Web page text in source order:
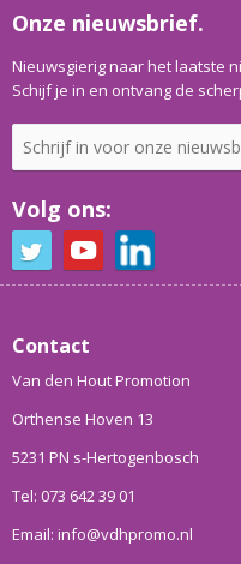
Onze nieuwsbrief.
Nieuwsgierig naar het laatste
Schijf je in en ontvang de
Volg ons:
Contact
Van den Hout Promotion
Orthense Hoven 13
5231 PN s-Hertogenbosch
Tel: 073 642 39 01
Email: info@vdhpromo.nl